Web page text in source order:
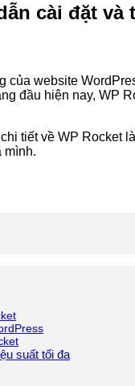
cài đặt
của website
đầu hiện nay, WP
tiết về WP
mình.
suất tối đa